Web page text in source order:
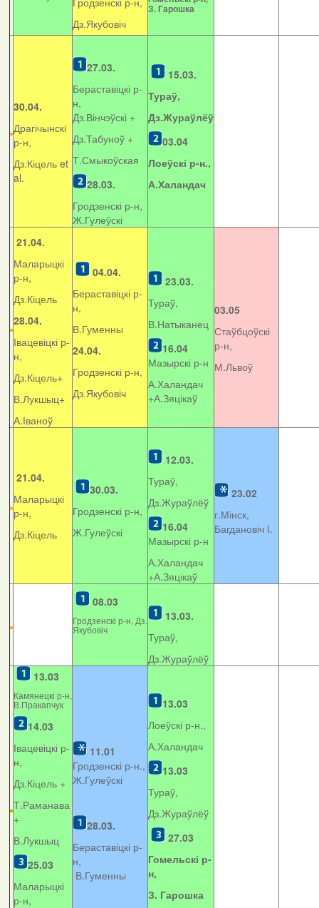
Дз.Якубовіч
З. Гарошка
30.04.
Драгічынскі
р-н,
Дз.Кіцель et
al.
27.03.
Бераставіцкі р-
н,
Дз.Вінчэўскі +
Дз.Табуноў +
Т.Смыкоўская
28.03.
Гродзенскі р-н,
Ж.Гулеўскі
15.03.
Тураў,
Дз.Жураўлёў
03.04
Лоеўскі р-н.,
А.Халандач
21.04.
Маларыцкі
р-н,
Дз.Кіцель
28.04.
Івацевіцкі р-
н,
Дз.Кіцель+
В.Лукшыц+
А.Іваноў
04.04.
Бераставіцкі р-
н,
В.Гуменны
24.04.
Гродзенскі р-н,
Дз.Якубовіч
23.03.
Тураў,
В.Натыканец
16.04
Мазырскі р-н
А.Халандач
+А.Зяцікаў
03.05
Стаўбцоўскі
р-н,
М.Львоў
21.04.
Маларыцкі
р-н,
Дз.Кіцель
30.03.
Гродзенскі р-н,
Ж.Гулеўскі
12.03.
Тураў,
Дз.Жураўлёў
16.04
Мазырскі р-н
А.Халандач
+А.Зяцікаў
23.02
г.Мінск,
Багдановіч І.
08.03
Гродзенскі р-н, Дз.
Якубовіч
13.03.
Тураў,
Дз.Жураўлёў
13.03
Камянецкі р-н,
В.Пракапчук
14.03
Івацевіцкі р-
н,
Дз.Кіцель +
Т.Раманава
+
В.Лукшыц
25.03
Маларыцкі
р-н,
11.01
Гродзенскі р-н.,
Ж.Гулеўскі
28.03.
Бераставіцкі р-
н,
В.Гуменны
13.03
Лоеўскі р-н.,
А.Халандач
13.03
Тураў,
Дз.Жураўлёў
27.03
Гомельскі р-
н,
З. Гарошка